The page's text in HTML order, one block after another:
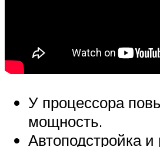
У процессора
мощность.
Автоподстройка и